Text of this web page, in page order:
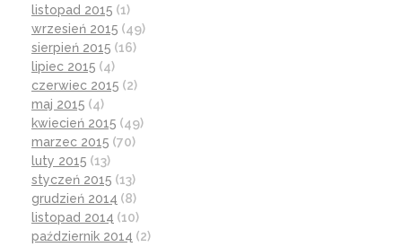
listopad 2015 (1)
wrzesień 2015 (49)
sierpień 2015 (16)
lipiec 2015 (4)
czerwiec 2015 (2)
maj 2015 (4)
kwiecień 2015 (49)
marzec 2015 (70)
luty 2015 (13)
styczeń 2015 (13)
grudzień 2014 (8)
listopad 2014 (10)
październik 2014 (2)